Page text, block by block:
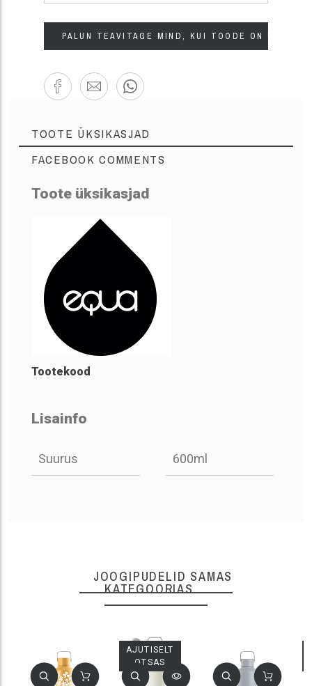
PALUN TEAVITAGE MIND, KUI TOODE ON UUESTI
TOOTE ÜKSIKASJAD
FACEBOOK COMMENTS
Toote üksikasjad
Tootekood
Lisainfo
Suurus 600ml
JOOGIPUDELID SAMAS
KATEGOORIAS
AJUTISELT
OTSAS